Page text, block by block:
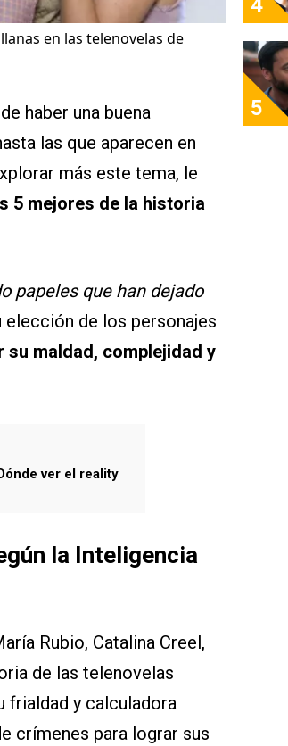
en las telenovelas de
haber una buena
las que aparecen en
más este tema, le
5 mejores de la historia
papeles que han dejado
elección de los personajes
maldad, complejidad y
ver el reality
la Inteligencia
Rubio, Catalina Creel,
de las telenovelas
frialdad y calculadora
crímenes para lograr sus
4
5